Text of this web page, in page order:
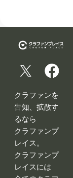
クラファンを
告知、拡散す
るなら
クラファンプ
レイス。
クラファンプ
レイスには